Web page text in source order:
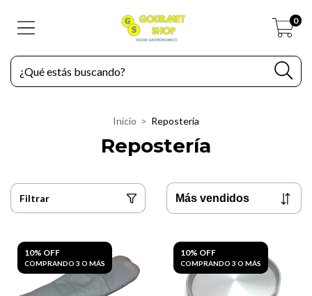
0
Inicio > Repostería
Repostería
Filtrar
10% OFF
COMPRANDO 3 O MÁS
10% OFF
COMPRANDO 3 O MÁS